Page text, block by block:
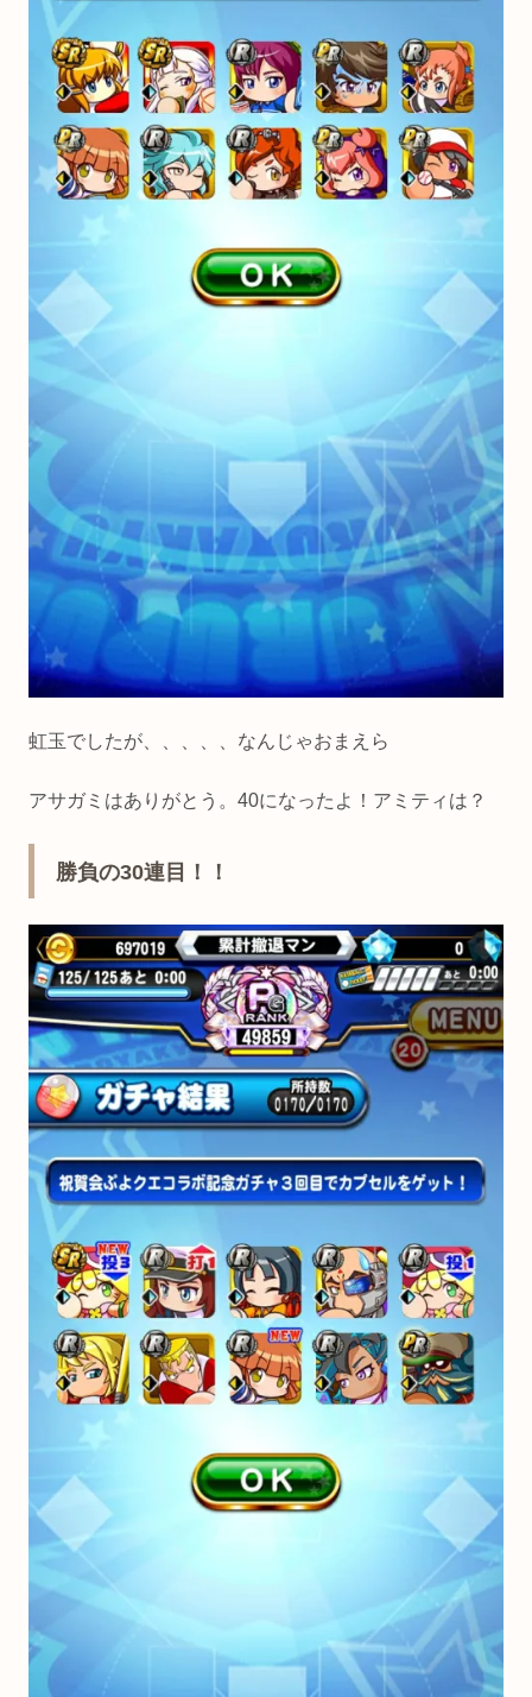
虹玉でしたが、、、、、なんじゃおまえら
アサガミはありがとう。40になったよ！アミティは？
勝負の30連目！！